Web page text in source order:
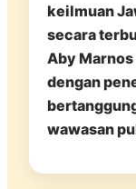
keilmuan
secara
Aby Marnos
dengan
wawasan